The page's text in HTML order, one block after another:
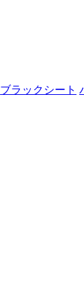
ブラックシート